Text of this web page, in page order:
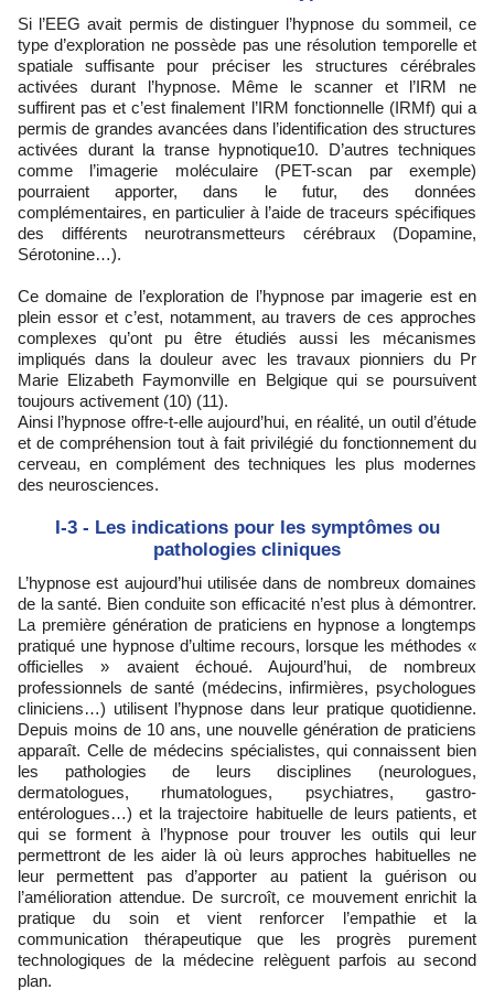
Si l’EEG avait permis de distinguer l’hypnose du sommeil, ce
type d’exploration ne possède pas une résolution temporelle et
spatiale suffisante pour préciser les structures cérébrales
activées durant l’hypnose. Même le scanner et l’IRM ne
suffirent pas et c’est finalement l’IRM fonctionnelle (IRMf) qui a
permis de grandes avancées dans l’identification des structures
activées durant la transe hypnotique10. D’autres techniques
comme l’imagerie moléculaire (PET-scan par exemple)
pourraient apporter, dans le futur, des données
complémentaires, en particulier à l’aide de traceurs spécifiques
des différents neurotransmetteurs cérébraux (Dopamine,
Sérotonine…).
Ce domaine de l’exploration de l’hypnose par imagerie est en
plein essor et c’est, notamment, au travers de ces approches
complexes qu’ont pu être étudiés aussi les mécanismes
impliqués dans la douleur avec les travaux pionniers du Pr
Marie Elizabeth Faymonville en Belgique qui se poursuivent
toujours activement (10) (11).
Ainsi l’hypnose offre-t-elle aujourd’hui, en réalité, un outil d’étude
et de compréhension tout à fait privilégié du fonctionnement du
cerveau, en complément des techniques les plus modernes
des neurosciences.
I-3 - Les indications pour les symptômes ou
pathologies cliniques
L’hypnose est aujourd’hui utilisée dans de nombreux domaines
de la santé. Bien conduite son efficacité n’est plus à démontrer.
La première génération de praticiens en hypnose a longtemps
pratiqué une hypnose d’ultime recours, lorsque les méthodes «
officielles » avaient échoué. Aujourd’hui, de nombreux
professionnels de santé (médecins, infirmières, psychologues
cliniciens…) utilisent l’hypnose dans leur pratique quotidienne.
Depuis moins de 10 ans, une nouvelle génération de praticiens
apparaît. Celle de médecins spécialistes, qui connaissent bien
les pathologies de leurs disciplines (neurologues,
dermatologues, rhumatologues, psychiatres, gastro-
entérologues…) et la trajectoire habituelle de leurs patients, et
qui se forment à l’hypnose pour trouver les outils qui leur
permettront de les aider là où leurs approches habituelles ne
leur permettent pas d’apporter au patient la guérison ou
l’amélioration attendue. De surcroît, ce mouvement enrichit la
pratique du soin et vient renforcer l’empathie et la
communication thérapeutique que les progrès purement
technologiques de la médecine relèguent parfois au second
plan.